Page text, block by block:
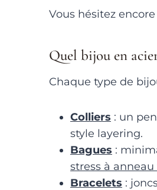
Vous hésitez
Quel bijou en
Chaque type de
Colliers : un
style layering.
Bagues :
stress à
Bracelets :